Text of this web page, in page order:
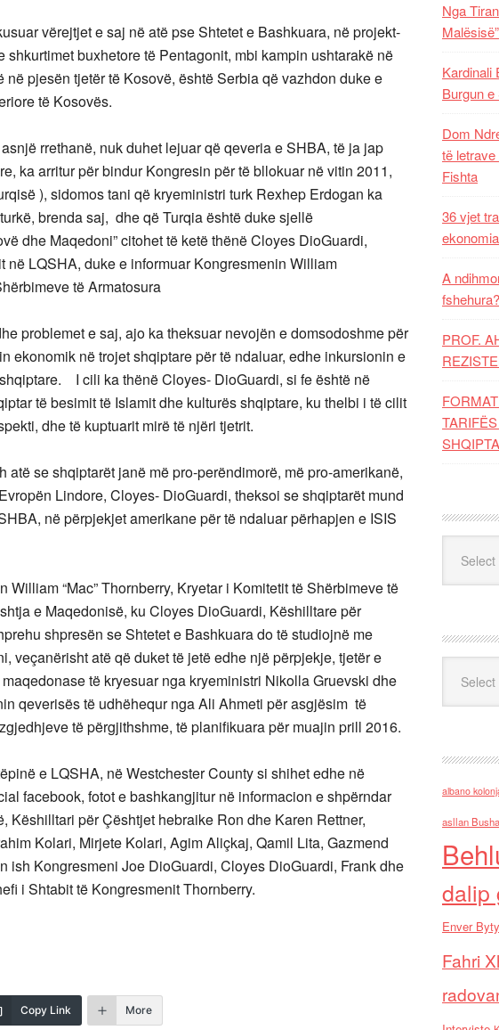
vërejtjet e saj në atë pse Shtetet e Bashkuara, në projekt-
buxhetore të Pentagonit, mbi kampin ushtarakë në
pjesën tjetër të Kosovë, është Serbia që vazhdon duke e
të Kosovës.
rrethanë, nuk duhet lejuar që qeveria e SHBA, të ja jap
ka arritur për bindur Kongresin për të bllokuar në vitin 2011,
), sidomos tani që kryeministri turk Rexhep Erdogan ka
brenda saj, dhe që Turqia është duke sjellë
dhe Maqedoni” citohet të ketë thënë Cloyes DioGuardi,
në LQSHA, duke e informuar Kongresmenin William
të Armatosura
problemet e saj, ajo ka theksuar nevojën e domsodoshme për
ekonomik në trojet shqiptare për të ndaluar, edhe inkursionin e
I cili ka thënë Cloyes- DioGuardi, si fe është në
të besimit të Islamit dhe kulturës shqiptare, ku thelbi i të cilit
dhe të kuptuarit mirë të njëri tjetrit.
atë se shqiptarët janë më pro-perëndimorë, më pro-amerikanë,
Lindore, Cloyes- DioGuardi, theksoi se shqiptarët mund
në përpjekjet amerikane për të ndaluar përhapjen e ISIS
“Mac” Thornberry, Kryetar i Komitetit të Shërbimeve të
e Maqedonisë, ku Cloyes DioGuardi, Këshilltare për
shpresën se Shtetet e Bashkuara do të studiojnë me
veçanërisht atë që duket të jetë edhe një përpjekje, tjetër e
të kryesuar nga kryeministri Nikolla Gruevski dhe
qeverisës të udhëhequr nga Ali Ahmeti për asgjësim të
të përgjithshme, të planifikuara për muajin prill 2016.
e LQSHA, në Westchester County si shihet edhe në
facebook, fotot e bashkangjitur në informacion e shpërndar
Këshilltari për Çështjet hebraike Ron dhe Karen Rettner,
Kolari, Mirjete Kolari, Agim Aliçkaj, Qamil Lita, Gazmend
ish Kongresmeni Joe DioGuardi, Cloyes DioGuardi, Frank dhe
i Shtabit të Kongresmenit Thornberry.
Copy Link More
Nga
Malësisë”
Kardinali
Burgun
Dom
të
Fishta
36 vjet
A
fshehura?
PROF.
albano
asllan
dalip
Enver
Fahri